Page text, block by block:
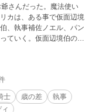
さんだった。魔法使い
カは、ある事で仮面辺境
、執事補佐ノエル、パン
ていく。仮面辺境伯のギ
れを知らないエリカはだ
情吐露小説です。 紳
ゃん×パン職人ニック
めぐる3人の物語 ＊
。 ＊3月に3話
士 歳の差
執事